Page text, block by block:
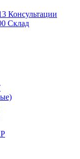
Консультации
Склад